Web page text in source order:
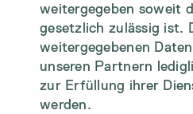
weitergegeben soweit
gesetzlich zulässig ist.
weitergegebenen
unseren Partnern
zur Erfüllung ihrer
werden.